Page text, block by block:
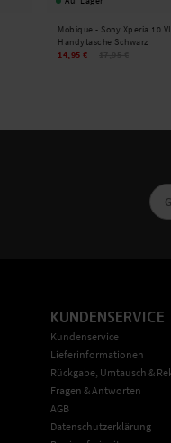
Mobique - Sony Xperia 10
Handytasche Schwarz
14,95 €
KUNDENSERVICE
Kundenservice
Lieferinformationen
Rückgabe, Umtausch &
Fragen & Antworten
AGB
Datenschutzerklärung